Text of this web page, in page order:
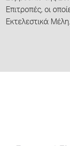
Επιτροπές, οι
Εκτελεστικά Μέλη.